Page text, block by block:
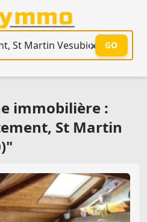
GO
immobilière :
St Martin